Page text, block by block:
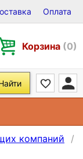
CD и DVDОплата
Корзина (0)
компаний